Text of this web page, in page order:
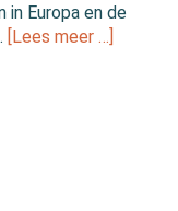
Europa en de
[Lees meer …]